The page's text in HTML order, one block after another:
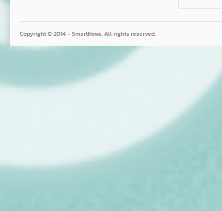
Copyright © 2014 - SmartNews. All rights reserved.